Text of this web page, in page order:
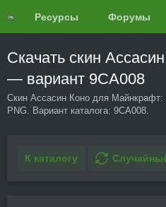
Ресурсы Форумы
Скачать скин
— вариант 9CA008
Скин Ассасин Коно для Майнкрафт:
PNG. Вариант каталога: 9CA008.
К каталогу